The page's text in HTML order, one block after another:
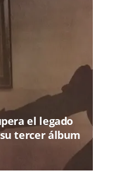
el legado
tercer álbum